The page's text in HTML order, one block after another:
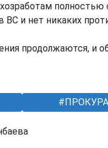
и нет никаких
продолжаются, и